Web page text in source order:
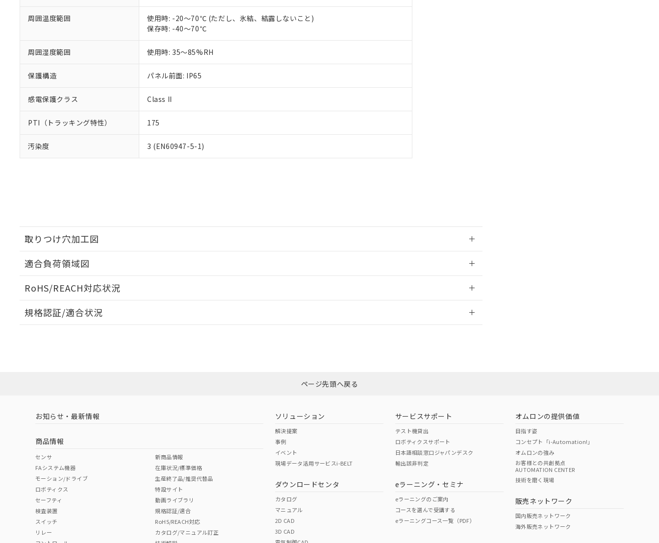
周囲温度範囲
使用時: -20～70℃ (ただし、氷結、結露しないこと)
保存時: -40～70℃
周囲湿度範囲 使用時: 35～85%RH
保護構造 パネル前面: IP65
感電保護クラス Class II
PTI（トラッキング特性） 175
汚染度 3 (EN60947-5-1)
取りつけ穴加工図
適合負荷領域図
RoHS/REACH対応状況
EU RoHS 注意事項・凡例
ダウンロードはこちら
中国 RoHS 注意事項・凡例
中国 RoHS表
Pb Hg Cr(VI)
O O
規格認証/適合状況
（イギリス
（ノルウェー
（日本
（アメリカ
この製品の規格認証/適合状況ページへ
その他の認証はこちらのページからご検索ください
既に当社にて対応品への在庫切替を完了していることから、特段のことがない限り、2022年1月12日よ
り割愛しております。
ページ先頭へ戻る
お知らせ・最新情報
商品情報
センサ
FAシステム機器
モーション/ドライブ
ロボティクス
セーフティ
検査装置
スイッチ
リレー
新商品情報
在庫状況/標準価格
生産終了品/推奨代替品
特設サイト
動画ライブラリ
規格認証/適合
RoHS/REACH対応
カタログ/マニュアル訂正
ソリューション
解決提案
事例
イベント
現場データ活用サービスi-BELT
ダウンロードセンタ
カタログ
マニュアル
2D CAD
3D CAD
サービスサポート
テスト機貸出
ロボティクスサポート
日本語相談窓口ジャパンデスク
輸出該非判定
eラーニング・セミナ
eラーニングのご案内
コースを選んで受講する
eラーニングコース一覧（PDF）
オムロンの提供価値
目指す姿
コンセプト「i-Automation!」
オムロンの強み
お客様との共創拠点
AUTOMATION CENTER
技術を磨く現場
販売ネットワーク
国内販売ネットワーク
海外販売ネットワーク